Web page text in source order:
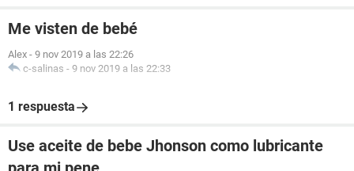
Me visten de bebé
Alex - 9 nov 2019 a las 22:26
c-salinas - 9 nov 2019 a las 22:33
1 respuesta
Use aceite de bebe Jhonson como lubricante